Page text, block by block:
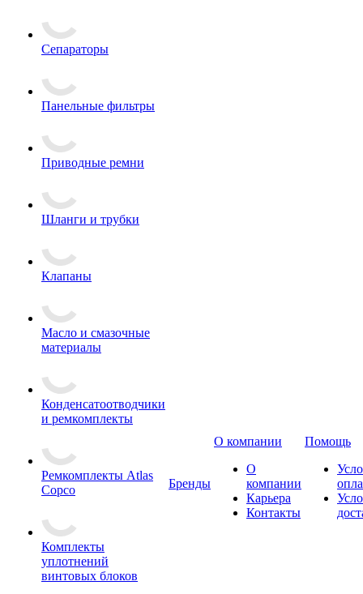
Сепараторы
Панельные фильтры
Приводные ремни
Шланги и трубки
Клапаны
Масло и смазочные
материалы
Конденсатоотводчики
и ремкомплекты
Ремкомплекты Atlas
Copco
Комплекты
уплотнений
винтовых блоков
Бренды
О компании
О
компании
Карьера
Контакты
Помощь